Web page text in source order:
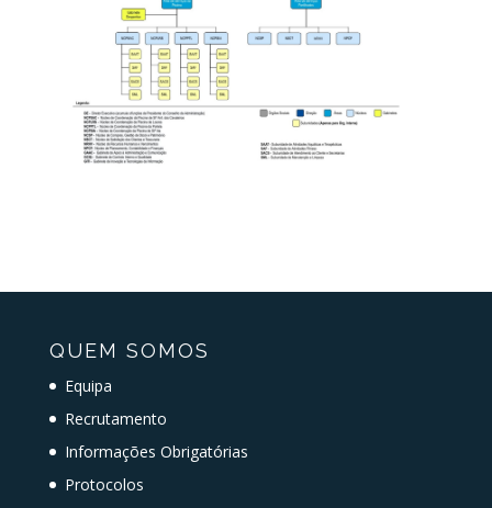
QUEM SOMOS
Equipa
Recrutamento
Informações Obrigatórias
Protocolos